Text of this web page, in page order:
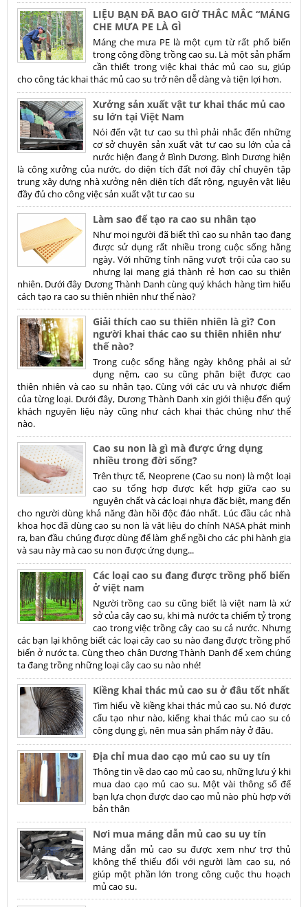
LIỆU BẠN ĐÃ BAO GIỜ THẮC MẮC “MÁNG
CHE MƯA PE LÀ GÌ
Máng che mưa PE là một cụm từ rất phổ biến
trong cộng đồng trồng cao su. Là một sản phẩm
cần thiết trong việc khai thác mủ cao su, giúp
cho công tác khai thác mủ cao su trở nên dễ dàng và tiện lợi hơn.
Xưởng sản xuất vật tư khai thác mủ cao
su lớn tại Việt Nam
Nói đến vật tư cao su thì phải nhắc đến những
cơ sở chuyên sản xuất vật tư cao su lớn của cả
nước hiện đang ở Bình Dương. Bình Dương hiện
là công xưởng của nước, do diện tích đất nơi đây chỉ chuyên tập
trung xây dựng nhà xưởng nên diện tích đất rộng, nguyên vật liệu
đầy đủ cho công việc sản xuất vật tư cao su
Làm sao để tạo ra cao su nhân tạo
Như mọi người đã biết thì cao su nhân tạo đang
được sử dụng rất nhiều trong cuộc sống hằng
ngày. Với những tính năng vượt trội của cao su
nhưng lại mang giá thành rẻ hơn cao su thiên
nhiên. Dưới đây Dương Thành Danh cùng quý khách hàng tìm hiểu
cách tạo ra cao su thiên nhiên như thế nào?
Giải thích cao su thiên nhiên là gì? Con
người khai thác cao su thiên nhiên như
thế nào?
Trong cuộc sống hằng ngày không phải ai sử
dụng nệm, cao su cũng phân biệt được cao
thiên nhiên và cao su nhân tạo. Cùng với các ưu và nhược điểm
của từng loại. Dưới đây, Dương Thành Danh xin giới thiệu đến quý
khách nguyên liệu này cũng như cách khai thác chúng như thế
nào.
Cao su non là gì mà được ứng dụng
nhiều trong đời sống?
Trên thực tế, Neoprene (Cao su non) là một loại
cao su tổng hợp được kết hợp giữa cao su
nguyên chất và các loại nhựa đặc biệt, mang đến
cho người dùng khả năng đàn hồi độc đáo nhất. Lúc đầu các nhà
khoa học đã dùng cao su non là vật liệu do chính NASA phát minh
ra, ban đầu chúng được dùng để làm ghế ngồi cho các phi hành gia
và sau này mà cao su non được ứng dụng...
Các loại cao su đang được trồng phổ biến
ở việt nam
Người trồng cao su cũng biết là việt nam là xứ
sở của cây cao su, khi mà nước ta chiếm tỷ trọng
cao trong việc trồng cây cao su cả nước. Nhưng
các bạn lại không biết các loại cây cao su nào đang được trồng phổ
biến ở nước ta. Cùng theo chân Dương Thành Danh để xem chúng
ta đang trồng những loại cây cao su nào nhé!
Kiềng khai thác mủ cao su ở đâu tốt nhất
Tìm hiểu về kiềng khai thác mủ cao su. Nó được
cấu tạo như nào, kiếng khai thác mủ cao su có
công dụng gì, nên mua sản phẩm này ở đâu.
Địa chỉ mua dao cạo mủ cao su uy tín
Thông tin về dao cạo mủ cao su, những lưu ý khi
mua dao cạo mủ cao su. Một vài thông số để
bạn lựa chọn được dao cạo mủ nào phù hợp với
bản thân
Nơi mua máng dẫn mủ cao su uy tín
Máng dẫn mủ cao su được xem như trợ thủ
không thể thiếu đối với người làm cao su, nó
giúp một phần lớn trong công cuộc thu hoạch
mủ cao su.